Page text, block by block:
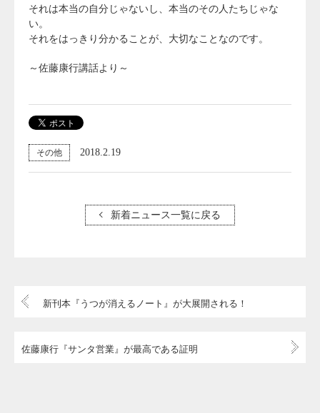
それは本当の自分じゃないし、本当のその人たちじゃな
い。
それをはっきり分かることが、大切なことなのです。
～佐藤康行講話より～
その他 2018.2.19
新着ニュース一覧に戻る
新刊本『うつが消えるノート』が大展開される！
佐藤康行『サンタ営業』が最高である証明